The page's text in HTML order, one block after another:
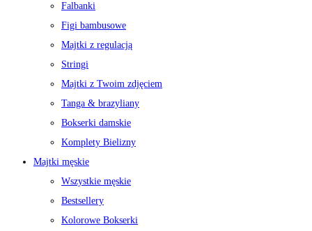
Falbanki
Figi bambusowe
Majtki z regulacją
Stringi
Majtki z Twoim zdjęciem
Tanga & brazyliany
Bokserki damskie
Komplety Bielizny
Majtki męskie
Wszystkie męskie
Bestsellery
Kolorowe Bokserki